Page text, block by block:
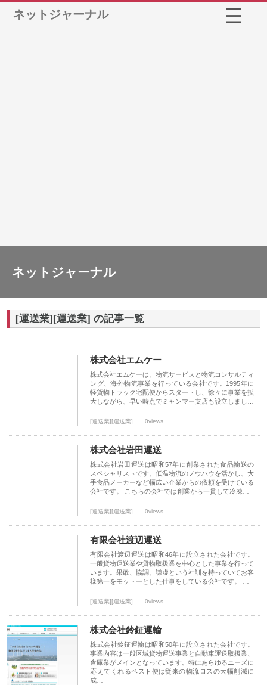
ネットジャーナル
ネットジャーナル
[運送業][運送業] の記事一覧
株式会社エムケー
株式会社エムケーは、物流サービスと物流コンサルティ
ング、海外物流事業を行っている会社です。1995年に
軽貨物トラック宅配便からスタートし、徐々に事業を拡
大しながら、早い時点でミャンマー支店も設立しまし…
[運送業][運送業] 0views
株式会社岩田運送
株式会社岩田運送は昭和57年に創業された食品輸送の
スペシャリストです。低温物流のノウハウを活かし、大
手食品メーカーなど幅広い企業からの依頼を受けている
会社です。 こちらの会社では創業から一貫して冷凍…
[運送業][運送業] 0views
有限会社渡辺運送
有限会社渡辺運送は昭和46年に設立された会社です。
一般貨物運送業や貨物取扱業を中心とした事業を行って
います。果敢、協調、謙虚という社訓を持っていてお客
様第一をモットーとした仕事をしている会社です。 …
[運送業][運送業] 0views
株式会社鈴鉦運輸
株式会社鈴鉦運輸は昭和50年に設立された会社です。
事業内容は一般区域貨物運送事業と自動車運送取扱業、
倉庫業がメインとなっています。特にあらゆるニーズに
応えてくれるベスト便は従来の物流ロスの大幅削減に
成…